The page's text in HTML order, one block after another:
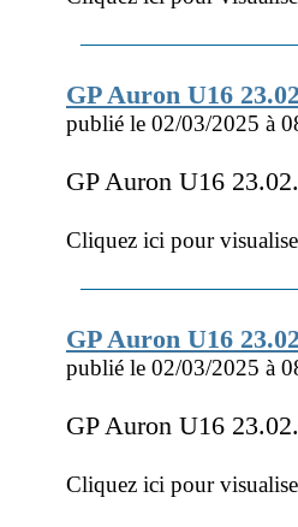
GP Auron U16
publié le 02/03/2025 à
GP Auron U16
Cliquez ici pour
GP Auron U16
publié le 02/03/2025 à
GP Auron U16
Cliquez ici pour